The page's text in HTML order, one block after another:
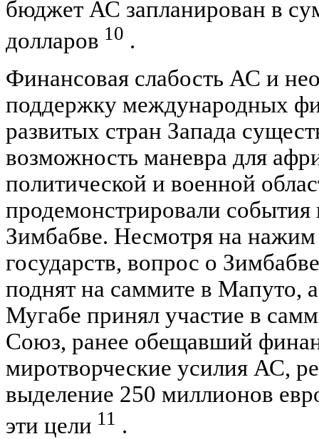
бюджет АС запланирован в
долларов 10 .
Финансовая слабость АС и
поддержку международных
развитых стран Запада
возможность маневра для
политической и военной
продемонстрировали события
Зимбабве. Несмотря на
государств, вопрос о
поднят на саммите в Мапуто,
Мугабе принял участие в
Союз, ранее обещавший
миротворческие усилия АС,
выделение 250 миллионов
эти цели 11 .